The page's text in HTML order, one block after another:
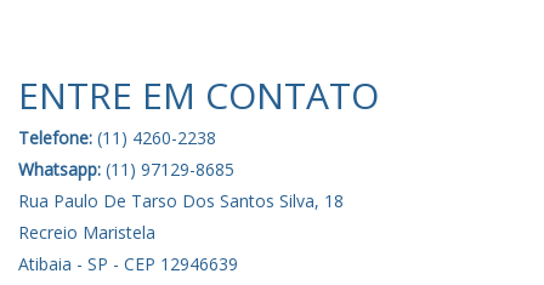
ENTRE EM CONTATO
Telefone: (11) 4260-2238
Whatsapp: (11) 97129-8685
Rua Paulo De Tarso Dos Santos Silva, 18
Recreio Maristela
Atibaia - SP - CEP 12946639